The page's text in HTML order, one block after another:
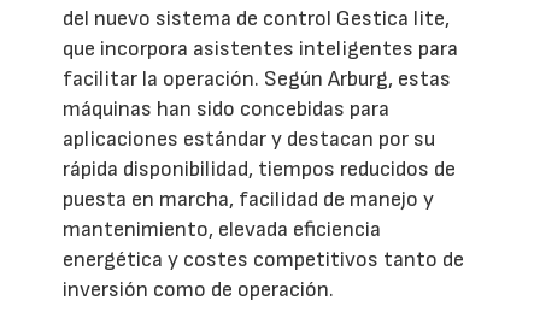
del nuevo sistema de control Gestica lite,
que incorpora asistentes inteligentes para
facilitar la operación. Según Arburg, estas
máquinas han sido concebidas para
aplicaciones estándar y destacan por su
rápida disponibilidad, tiempos reducidos de
puesta en marcha, facilidad de manejo y
mantenimiento, elevada eficiencia
energética y costes competitivos tanto de
inversión como de operación.